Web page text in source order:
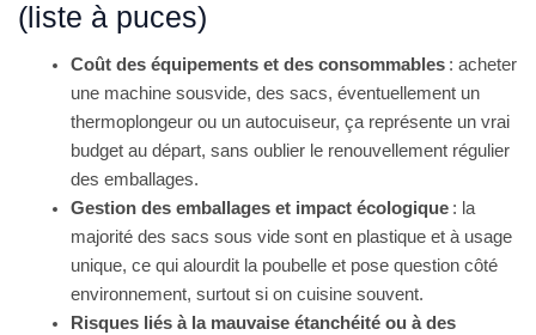
(liste à puces)
Coût des équipements et des consommables: acheter
une machine sousvide, des sacs, éventuellement un
thermoplongeur ou un autocuiseur, ça représente un vrai
budget au départ, sans oublier le renouvellement régulier
des emballages.
Gestion des emballages et impact écologique: la
majorité des sacs sous vide sont en plastique et à usage
unique, ce qui alourdit la poubelle et pose question côté
environnement, surtout si on cuisine souvent.
Risques liés à la mauvaise étanchéité ou à des